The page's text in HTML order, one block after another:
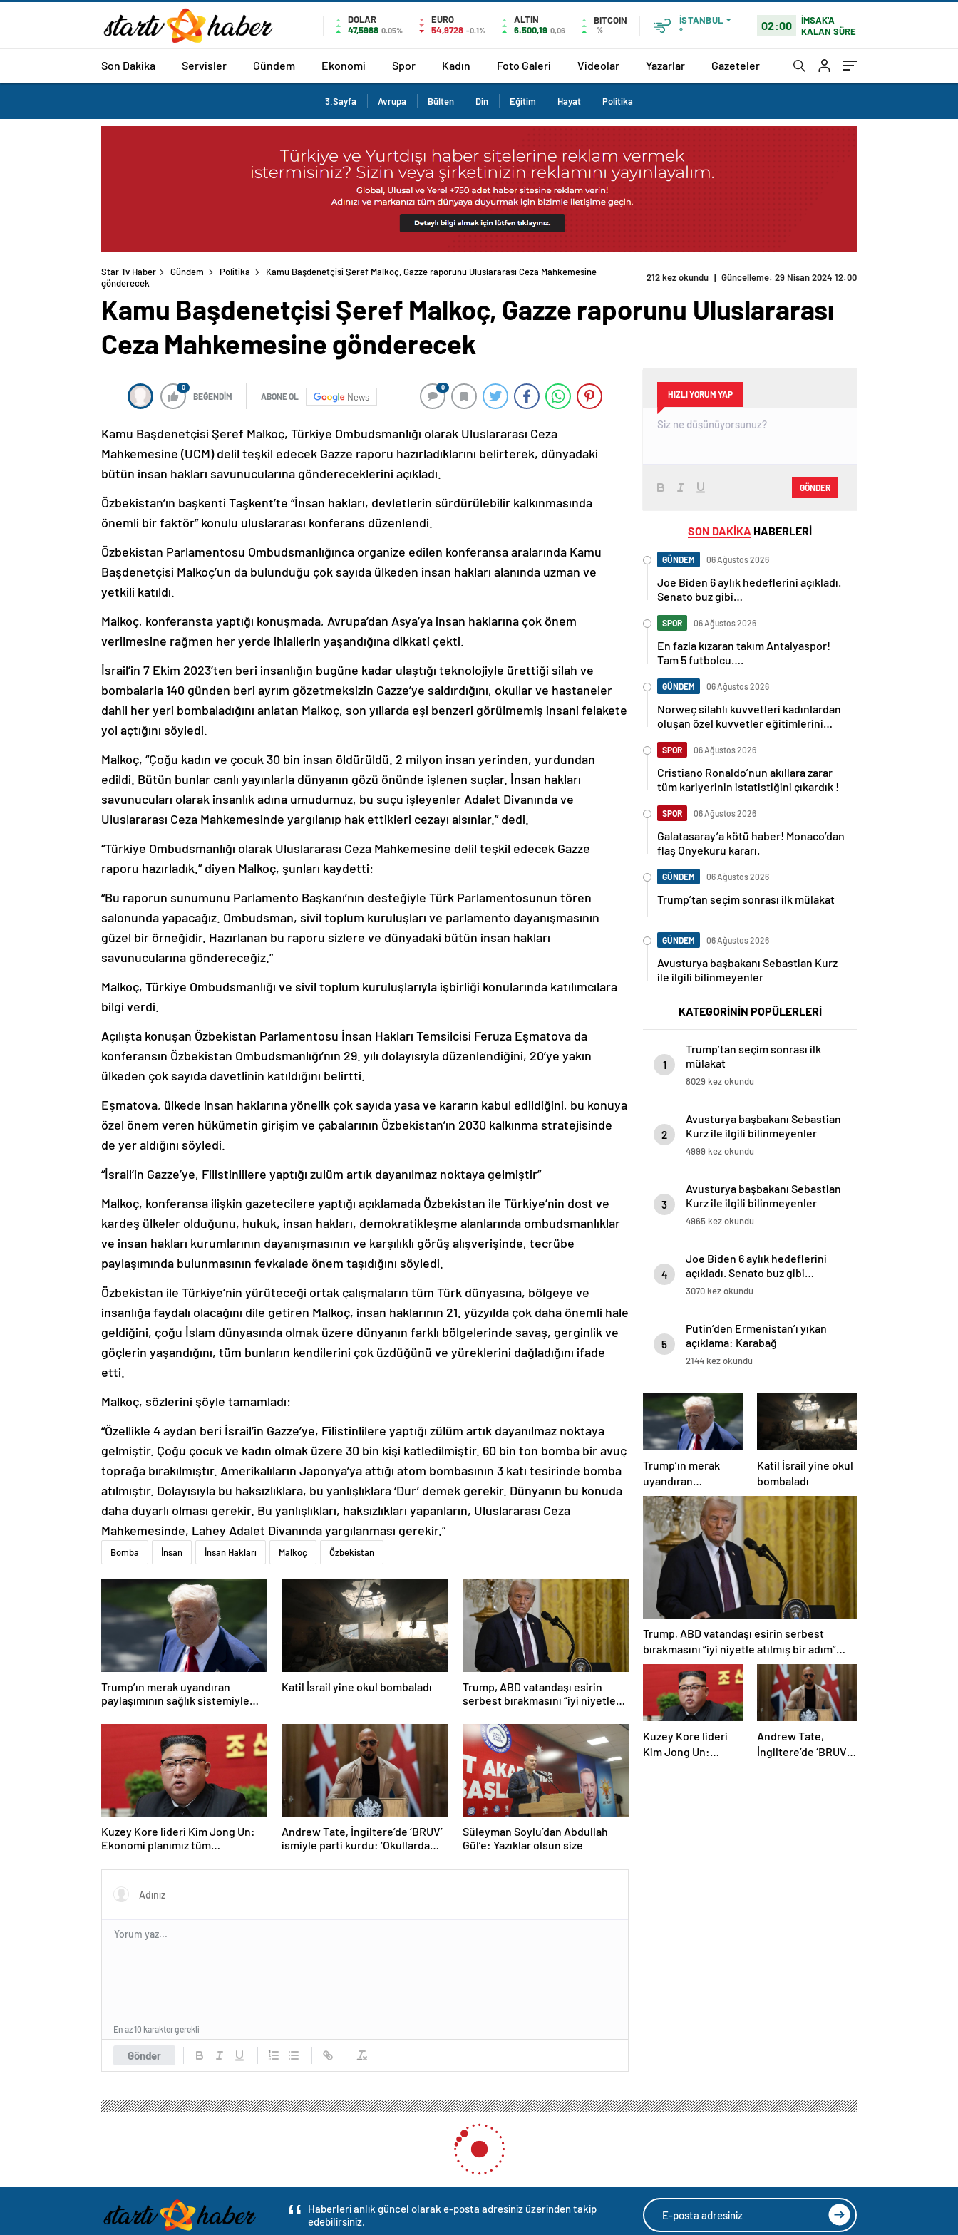
DOLAR
47,5988 0.05%
EURO
54,9728 -0.1%
ALTIN
6.500,19 0,06
BITCOIN
%
İSTANBUL
°
02:00
İMSAK'A
KALAN SÜRE
Son Dakika Servisler Gündem Ekonomi Spor Kadın Foto Galeri Videolar Yazarlar Gazeteler
3.Sayfa Avrupa Bülten Din Eğitim Hayat Politika
Star Tv Haber Gündem Politika
Kamu Başdenetçisi Şeref Malkoç, Gazze raporunu Uluslararası Ceza Mahkemesine
gönderecek
212 kez okundu | Güncelleme: 29 Nisan 2024 12:00
Kamu Başdenetçisi Şeref Malkoç, Gazze raporunu Uluslararası
Ceza Mahkemesine gönderecek
0
BEĞENDİM ABONE OL News
0
Kamu Başdenetçisi Şeref Malkoç, Türkiye Ombudsmanlığı olarak Uluslararası Ceza
Mahkemesine (UCM) delil teşkil edecek Gazze raporu hazırladıklarını belirterek, dünyadaki
bütün insan hakları savunucularına göndereceklerini açıkladı.
Özbekistan’ın başkenti Taşkent’te “İnsan hakları, devletlerin sürdürülebilir kalkınmasında
önemli bir faktör” konulu uluslararası konferans düzenlendi.
Özbekistan Parlamentosu Ombudsmanlığınca organize edilen konferansa aralarında Kamu
Başdenetçisi Malkoç’un da bulunduğu çok sayıda ülkeden insan hakları alanında uzman ve
yetkili katıldı.
Malkoç, konferansta yaptığı konuşmada, Avrupa’dan Asya’ya insan haklarına çok önem
verilmesine rağmen her yerde ihlallerin yaşandığına dikkati çekti.
İsrail’in 7 Ekim 2023’ten beri insanlığın bugüne kadar ulaştığı teknolojiyle ürettiği silah ve
bombalarla 140 günden beri ayrım gözetmeksizin Gazze’ye saldırdığını, okullar ve hastaneler
dahil her yeri bombaladığını anlatan Malkoç, son yıllarda eşi benzeri görülmemiş insani felakete
yol açtığını söyledi.
Malkoç, “Çoğu kadın ve çocuk 30 bin insan öldürüldü. 2 milyon insan yerinden, yurdundan
edildi. Bütün bunlar canlı yayınlarla dünyanın gözü önünde işlenen suçlar. İnsan hakları
savunucuları olarak insanlık adına umudumuz, bu suçu işleyenler Adalet Divanında ve
Uluslararası Ceza Mahkemesinde yargılanıp hak ettikleri cezayı alsınlar.” dedi.
“Türkiye Ombudsmanlığı olarak Uluslararası Ceza Mahkemesine delil teşkil edecek Gazze
raporu hazırladık.” diyen Malkoç, şunları kaydetti:
“Bu raporun sunumunu Parlamento Başkanı’nın desteğiyle Türk Parlamentosunun tören
salonunda yapacağız. Ombudsman, sivil toplum kuruluşları ve parlamento dayanışmasının
güzel bir örneğidir. Hazırlanan bu raporu sizlere ve dünyadaki bütün insan hakları
savunucularına göndereceğiz.”
Malkoç, Türkiye Ombudsmanlığı ve sivil toplum kuruluşlarıyla işbirliği konularında katılımcılara
bilgi verdi.
Açılışta konuşan Özbekistan Parlamentosu İnsan Hakları Temsilcisi Feruza Eşmatova da
konferansın Özbekistan Ombudsmanlığı’nın 29. yılı dolayısıyla düzenlendiğini, 20’ye yakın
ülkeden çok sayıda davetlinin katıldığını belirtti.
Eşmatova, ülkede insan haklarına yönelik çok sayıda yasa ve kararın kabul edildiğini, bu konuya
özel önem veren hükümetin girişim ve çabalarının Özbekistan’ın 2030 kalkınma stratejisinde
de yer aldığını söyledi.
“İsrail’in Gazze’ye, Filistinlilere yaptığı zulüm artık dayanılmaz noktaya gelmiştir”
Malkoç, konferansa ilişkin gazetecilere yaptığı açıklamada Özbekistan ile Türkiye’nin dost ve
kardeş ülkeler olduğunu, hukuk, insan hakları, demokratikleşme alanlarında ombudsmanlıklar
ve insan hakları kurumlarının dayanışmasının ve karşılıklı görüş alışverişinde, tecrübe
paylaşımında bulunmasının fevkalade önem taşıdığını söyledi.
Özbekistan ile Türkiye’nin yürüteceği ortak çalışmaların tüm Türk dünyasına, bölgeye ve
insanlığa faydalı olacağını dile getiren Malkoç, insan haklarının 21. yüzyılda çok daha önemli hale
geldiğini, çoğu İslam dünyasında olmak üzere dünyanın farklı bölgelerinde savaş, gerginlik ve
göçlerin yaşandığını, tüm bunların kendilerini çok üzdüğünü ve yüreklerini dağladığını ifade
etti.
Malkoç, sözlerini şöyle tamamladı:
“Özellikle 4 aydan beri İsrail’in Gazze’ye, Filistinlilere yaptığı zülüm artık dayanılmaz noktaya
gelmiştir. Çoğu çocuk ve kadın olmak üzere 30 bin kişi katledilmiştir. 60 bin ton bomba bir avuç
toprağa bırakılmıştır. Amerikalıların Japonya’ya attığı atom bombasının 3 katı tesirinde bomba
atılmıştır. Dolayısıyla bu haksızlıklara, bu yanlışlıklara ‘Dur’ demek gerekir. Dünyanın bu konuda
daha duyarlı olması gerekir. Bu yanlışlıkları, haksızlıkları yapanların, Uluslararası Ceza
Mahkemesinde, Lahey Adalet Divanında yargılanması gerekir.”
Bomba İnsan İnsan Hakları Malkoç Özbekistan
Trump’ın merak uyandıran
paylaşımının sağlık sistemiyle
Katil İsrail yine okul bombaladı
Trump, ABD vatandaşı esirin
serbest bırakmasını “iyi niyetle
değerlendirdi
Kuzey Kore lideri Kim Jong Un:
Ekonomi planımız tüm
Andrew Tate, İngiltere’de ‘BRUV’
ismiyle parti kurdu: ‘Okullarda
yasaklayacağız’
Süleyman Soylu’dan Abdullah
Gül’e: Yazıklar olsun size
Gönder
En az 10 karakter gerekli
HIZLI YORUM YAP
GÖNDER
SON DAKİKA HABERLERİ
GÜNDEM 06 Ağustos 2026
Joe Biden 6 aylık hedeflerini açıkladı.
Senato buz gibi…
SPOR 06 Ağustos 2026
En fazla kızaran takım Antalyaspor!
Tam 5 futbolcu….
GÜNDEM 06 Ağustos 2026
Norweç silahlı kuvvetleri kadınlardan
oluşan özel kuvvetler eğitimlerini
SPOR 06 Ağustos 2026
Cristiano Ronaldo’nun akıllara zarar
tüm kariyerinin istatistiğini çıkardık !
SPOR 06 Ağustos 2026
Galatasaray’a kötü haber! Monaco’dan
flaş Onyekuru kararı.
GÜNDEM 06 Ağustos 2026
Trump’tan seçim sonrası ilk mülakat
GÜNDEM 06 Ağustos 2026
Avusturya başbakanı Sebastian Kurz
ile ilgili bilinmeyenler
KATEGORİNİN POPÜLERLERİ
1
Trump’tan seçim sonrası ilk
mülakat
8029 kez okundu
2
Avusturya başbakanı Sebastian
Kurz ile ilgili bilinmeyenler
4999 kez okundu
3
Avusturya başbakanı Sebastian
Kurz ile ilgili bilinmeyenler
4965 kez okundu
4
Joe Biden 6 aylık hedeflerini
açıkladı. Senato buz gibi…
3070 kez okundu
5
Putin’den Ermenistan’ı yıkan
açıklama: Karabağ
Azerbaycan’ın ayrılmaz bir
2144 kez okundu
Trump’ın merak
uyandıran
paylaşımının sağlık
sistemiyle ilgili
kararname olduğu
anlaşıldı
Katil İsrail yine okul
bombaladı
Trump, ABD vatandaşı esirin serbest
bırakmasını “iyi niyetle atılmış bir adım”
olarak değerlendirdi
Kuzey Kore lideri
Kim Jong Un:
Andrew Tate,
İngiltere’de ‘BRUV’
Haberleri anlık güncel olarak e-posta adresiniz üzerinden takip
edebilirsiniz.